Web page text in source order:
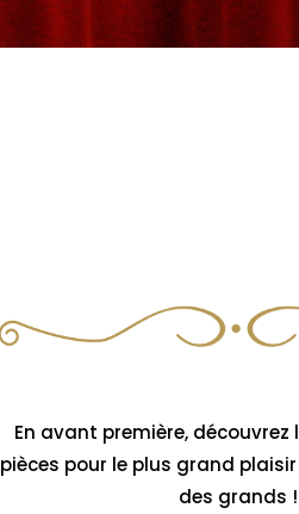
En avant première, découvrez
pièces pour le plus grand
des grands !